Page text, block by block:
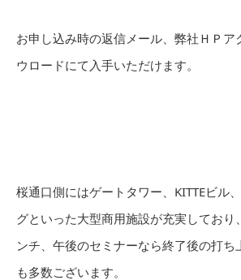
お申し込み時の返信メール、弊社ＨＰア
ウロードにて入手いただけます。
桜通口側にはゲートタワー、KITTEビル
グといった大型商用施設が充実しており
ンチ、午後のセミナーなら終了後の打ち
も多数ございます。